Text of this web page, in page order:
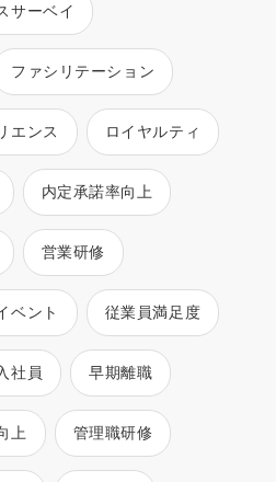
サーベイ
ファシリテーション
エンス ロイヤルティ
内定承諾率向上
営業研修
ベント 従業員満足度
社員 早期離職
上 管理職研修